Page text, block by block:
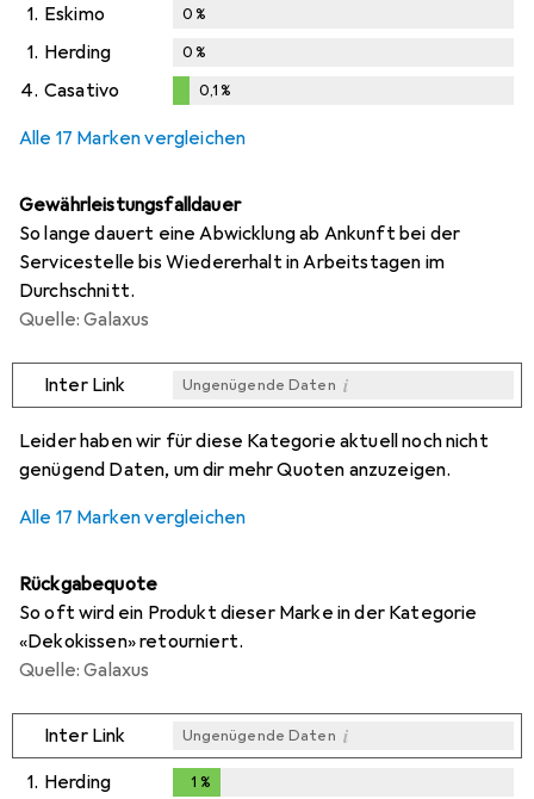
1. Eskimo 0%
1. Herding 0%
4. Casativo 0,1%
Alle 17 Marken vergleichen
Gewährleistungsfalldauer
So lange dauert eine Abwicklung ab Ankunft bei der
Servicestelle bis Wiedererhalt in Arbeitstagen im
Durchschnitt.
Quelle: Galaxus
Inter Link Ungenügende Daten i
Leider haben wir für diese Kategorie aktuell noch nicht
genügend Daten, um dir mehr Quoten anzuzeigen.
Alle 17 Marken vergleichen
Rückgabequote
So oft wird ein Produkt dieser Marke in der Kategorie
«Dekokissen» retourniert.
Quelle: Galaxus
Inter Link Ungenügende Daten i
1. Herding 1 %